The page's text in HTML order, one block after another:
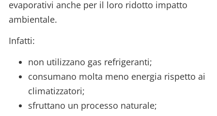
evaporativi anche per il loro ridotto impatto
ambientale.
Infatti:
non utilizzano gas refrigeranti;
consumano molta meno energia rispetto ai
climatizzatori;
sfruttano un processo naturale;